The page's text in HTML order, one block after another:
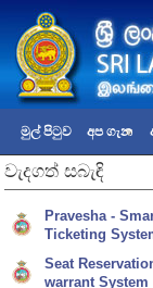
මුල් පිටුව අප ගැන
වැදගත් සබැඳි
Pravesha -
Ticketing
Seat
warrant System